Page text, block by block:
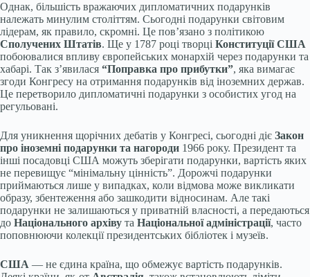
Однак, більшість вражаючих дипломатичних подарунків
належать минулим століттям. Сьогодні подарунки світовим
лідерам, як правило, скромні. Це пов’язано з політикою
Сполучених Штатів. Ще у 1787 році творці Конституції США
побоювалися впливу європейських монархій через подарунки та
хабарі. Так з’явилася “Поправка про прибутки”, яка вимагає
згоди Конгресу на отримання подарунків від іноземних держав.
Це перетворило дипломатичні подарунки з особистих угод на
регульовані.
Для уникнення щорічних дебатів у Конгресі, сьогодні діє Закон
про іноземні подарунки та нагороди 1966 року. Президент та
інші посадовці США можуть зберігати подарунки, вартість яких
не перевищує “мінімальну цінність”. Дорожчі подарунки
приймаються лише у випадках, коли відмова може викликати
образу, збентеження або зашкодити відносинам. Але такі
подарунки не залишаються у приватній власності, а передаються
до Національного архіву та Національної адміністрації, часто
поповнюючи колекції президентських бібліотек і музеїв.
США — не єдина країна, що обмежує вартість подарунків.